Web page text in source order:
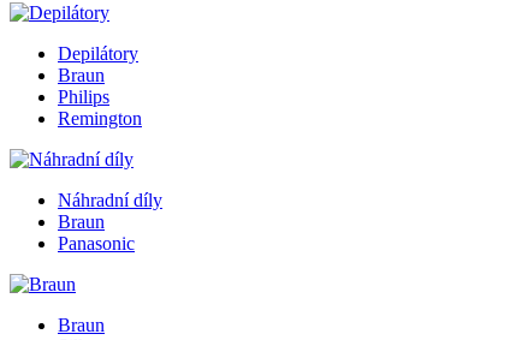
Depilátory
Braun
Philips
Remington
Náhradní díly
Braun
Panasonic
Braun